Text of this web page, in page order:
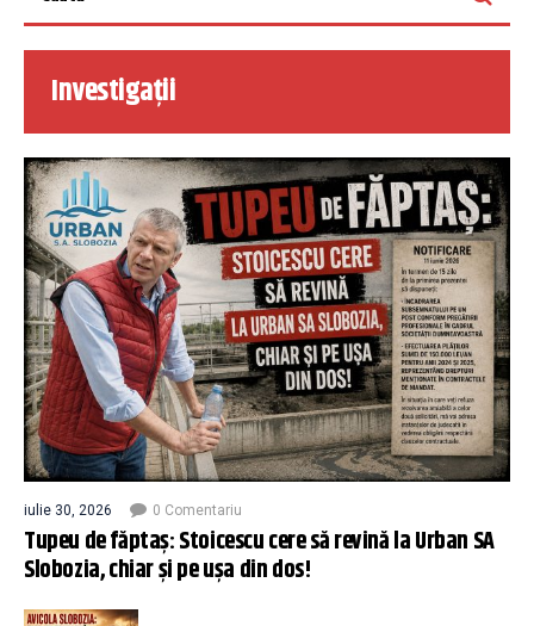
Investigații
iulie 30, 2026 0 Comentariu
Tupeu de făptaș: Stoicescu cere să revină la Urban SA
Slobozia, chiar și pe ușa din dos!